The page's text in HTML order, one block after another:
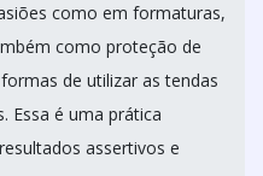
como em formaturas,
como proteção de
de utilizar as tendas
Essa é uma prática
assertivos e